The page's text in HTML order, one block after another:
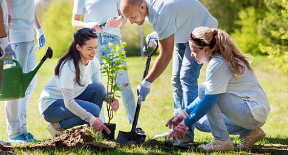
Ihre etwaige Einwilligung erstreckt sich nicht auf notwendige
der von Ihnen aufgerufenen und somit gewünschten Website-
aufgrund berechtigter Interessen und daher unabhängig von einer